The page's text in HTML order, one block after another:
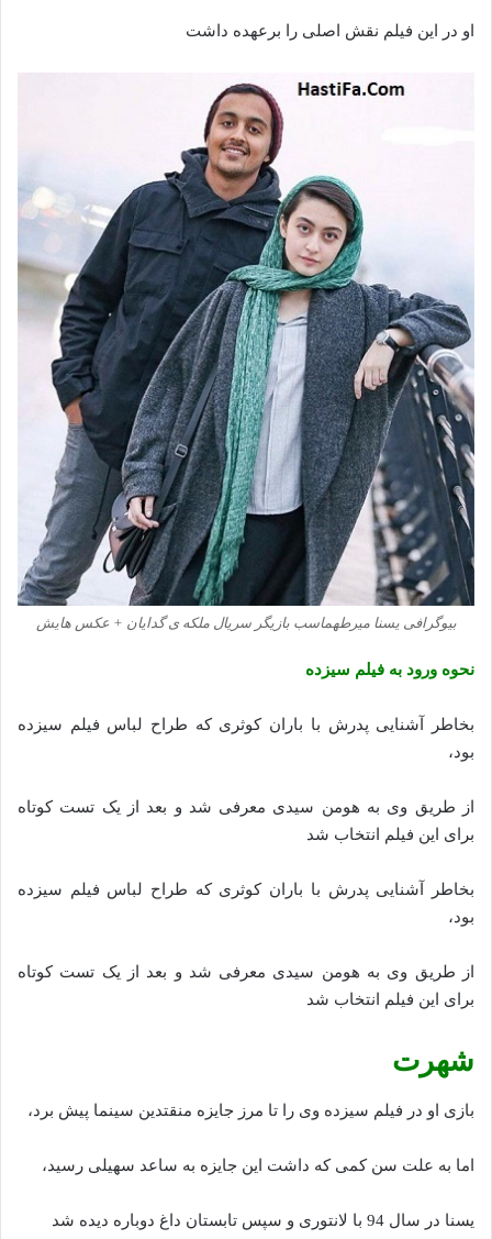
او در این فیلم نقش اصلی را برعهده داشت
بیوگرافی یسنا میرطهماسب بازیگر سریال ملکه ی گدایان + عکس هایش
نحوه ورود به فیلم سیزده
بخاطر آشنایی پدرش با باران کوثری که طراح لباس فیلم سیزده
بود،
از طریق وی به هومن سیدی معرفی شد و بعد از یک تست کوتاه
برای این فیلم انتخاب شد
بخاطر آشنایی پدرش با باران کوثری که طراح لباس فیلم سیزده
بود،
از طریق وی به هومن سیدی معرفی شد و بعد از یک تست کوتاه
برای این فیلم انتخاب شد
شهرت
بازی او در فیلم سیزده وی را تا مرز جایزه منقتدین سینما پیش برد،
اما به علت سن کمی که داشت این جایزه به ساعد سهیلی رسید،
یسنا در سال 94 با لانتوری و سپس تابستان داغ دوباره دیده شد